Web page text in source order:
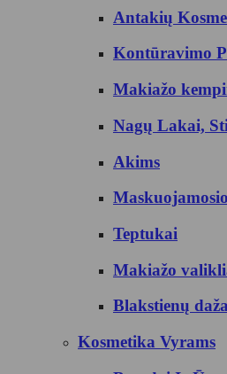
Antakių
Kontūravimo
Makiažo
Nagų Lakai,
Akims
Teptukai
Makiažo
Blakstienų
Kosmetika Vyrams